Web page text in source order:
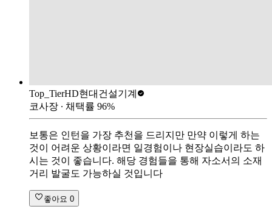
Top_TierHD현대건설기계
코사장 ∙ 채택률 96%
보통은 인턴을 가장 추천을 드리지만 만약 이렇게 하는
것이 어려운 상황이라면 일경험이나 현장실습이라도 하
시는 것이 좋습니다. 해당 경험들을 통해 자소서의 소재
거리 발굴도 가능하실 것입니다
좋아요 0